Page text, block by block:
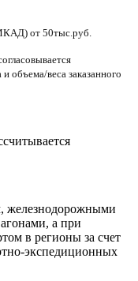
от 50тыс.руб.
объема/веса заказанного
железнодорожными
а при
в регионы за счет
экспедиционных